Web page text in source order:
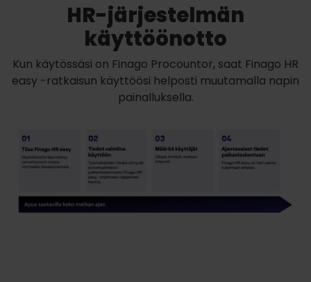
HR-järjestelmän
käyttöönotto
Kun käytössäsi on Finago Procountor, saat Finago HR
easy -ratkaisun käyttöösi helposti muutamalla napin
painalluksella.